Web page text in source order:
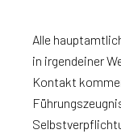
Alle
in irgendeiner
Kontakt